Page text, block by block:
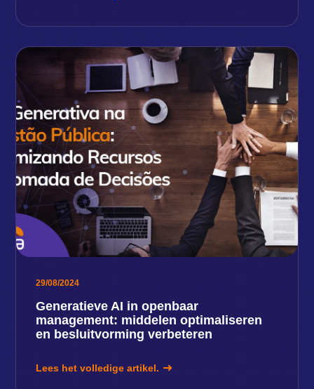
29/08/2024
Generatieve AI in openbaar
management: middelen optimaliseren
en besluitvorming verbeteren
Lees het volledige artikel.